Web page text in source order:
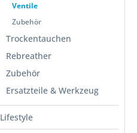
Ventile
Zubehör
Trockentauchen
Rebreather
Zubehör
Ersatzteile & Werkzeug
Lifestyle